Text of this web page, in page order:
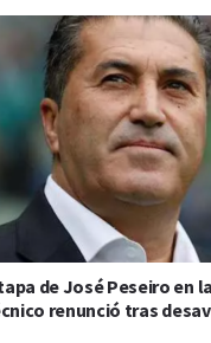
de José Peseiro en
renunció tras